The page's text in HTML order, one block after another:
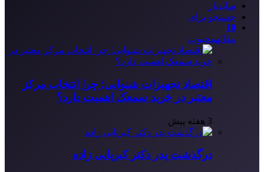
سایدبار
جستجو برای
10
مقالهمحبوب
اقتصاد تجهیزات شنوایی؛ چرا انتخاب مرکز
معتبر در خرید سمعک اهمیت دارد؟
3 هفته پیش
درگذشت پدر دکتر کبریایی زاده